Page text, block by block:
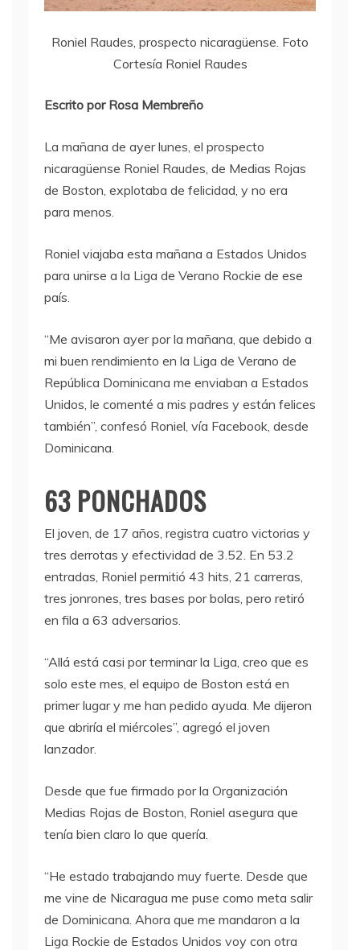
Roniel Raudes, prospecto nicaragüense. Foto
Cortesía Roniel Raudes
Escrito por Rosa Membreño
La mañana de ayer lunes, el prospecto
nicaragüense Roniel Raudes, de Medias Rojas
de Boston, explotaba de felicidad, y no era
para menos.
Roniel viajaba esta mañana a Estados Unidos
para unirse a la Liga de Verano Rockie de ese
país.
“Me avisaron ayer por la mañana, que debido a
mi buen rendimiento en la Liga de Verano de
República Dominicana me enviaban a Estados
Unidos, le comenté a mis padres y están felices
también”, confesó Roniel, vía Facebook, desde
Dominicana.
63 PONCHADOS
El joven, de 17 años, registra cuatro victorias y
tres derrotas y efectividad de 3.52. En 53.2
entradas, Roniel permitió 43 hits, 21 carreras,
tres jonrones, tres bases por bolas, pero retiró
en fila a 63 adversarios.
“Allá está casi por terminar la Liga, creo que es
solo este mes, el equipo de Boston está en
primer lugar y me han pedido ayuda. Me dijeron
que abriría el miércoles”, agregó el joven
lanzador.
Desde que fue firmado por la Organización
Medias Rojas de Boston, Roniel asegura que
tenía bien claro lo que quería.
“He estado trabajando muy fuerte. Desde que
me vine de Nicaragua me puse como meta salir
de Dominicana. Ahora que me mandaron a la
Liga Rockie de Estados Unidos voy con otra